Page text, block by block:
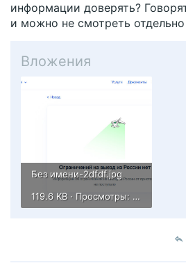
информации доверять?
и можно не смотреть
Вложения
Без имени-2dfdf.jpg
119.6 KB · Просмотры: 10